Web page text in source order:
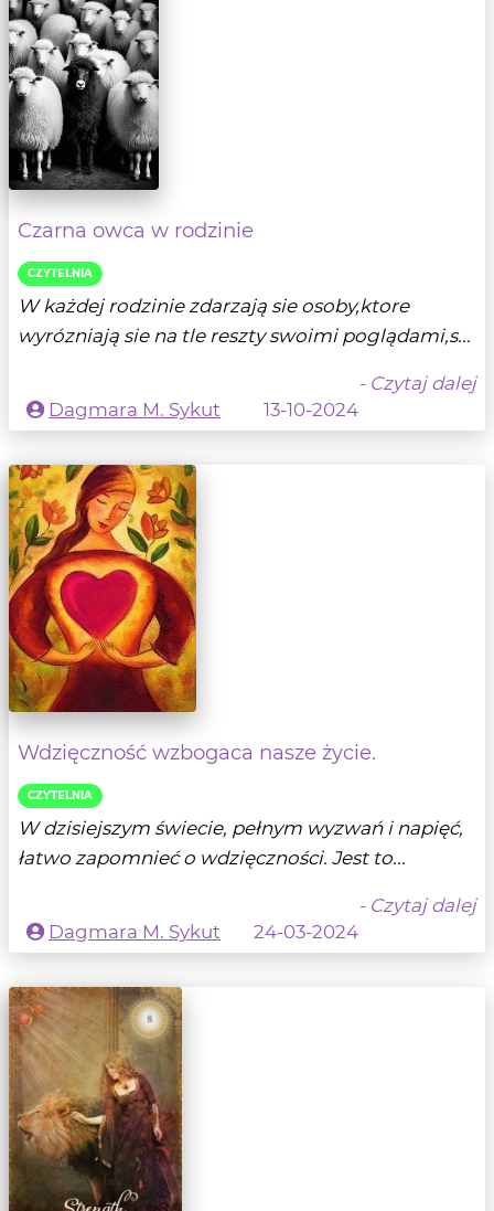
Czarna owca w rodzinie
CZYTELNIA
W każdej rodzinie zdarzają sie osoby,ktore
wyrózniają sie na tle reszty swoimi poglądami,s...
- Czytaj dalej
Dagmara M. Sykut
13-10-2024
Wdzięczność wzbogaca nasze życie.
CZYTELNIA
W dzisiejszym świecie, pełnym wyzwań i napięć,
łatwo zapomnieć o wdzięczności. Jest to...
- Czytaj dalej
Dagmara M. Sykut
24-03-2024